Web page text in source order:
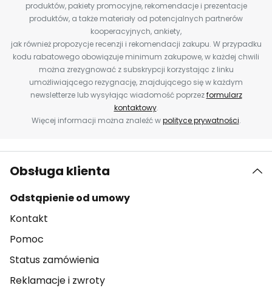
produktów, pakiety promocyjne, rekomendacje i prezentacje
produktów, a także materiały od potencjalnych partnerów
kooperacyjnych, ankiety,
jak również propozycje recenzji i rekomendacji zakupu. W przypadku
kodu rabatowego obowiązuje minimum zakupowe, w każdej chwili
można zrezygnować z subskrypcji korzystając z linku
umożliwiającego rezygnację, znajdującego się w każdym
newsletterze lub wysyłając wiadomość poprzezformularz
kontaktowy.
Więcej informacji można znaleźć wpolityce prywatności.
Obsługa klienta
Odstąpienie od umowy
Kontakt
Pomoc
Status zamówienia
Reklamacje i zwroty